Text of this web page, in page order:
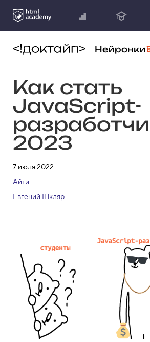
Нейронки
Как стать
JavaScript-
2023
7 июля 2022
Айти
Евгений Шкляр